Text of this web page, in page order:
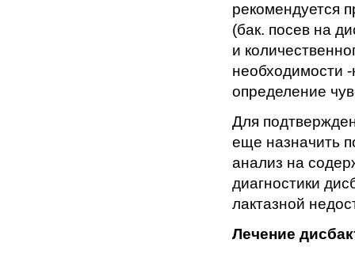
рекомендуется
(бак. посев на
и
необходимости
определение
Для
еще назначить
анализ на
диагностики
лактазной
Лечение